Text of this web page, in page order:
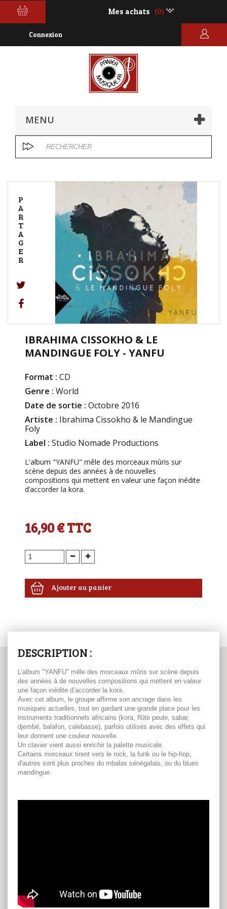
Mes achats (0)
Connexion
MENU
P
A
R
T
A
G
E
R
IBRAHIMA CISSOKHO & LE
MANDINGUE FOLY - YANFU
Format : CD
Genre : World
Date de sortie : Octobre 2016
Artiste : Ibrahima Cissokho & le Mandingue
Foly
Label : Studio Nomade Productions
L'album "YANFU" mêle des morceaux mûris sur
scène depuis des années à de nouvelles
compositions qui mettent en valeur une façon inédite
d’accorder la kora.
16,90 €TTC
Ajouter au panier
DESCRIPTION :
L'album "YANFU" mêle des morceaux mûris sur scène depuis
des années à de nouvelles compositions qui mettent en valeur
une façon inédite d’accorder la kora.
Avec cet album, le groupe affirme son ancrage dans les
musiques actuelles, tout en gardant une grande place pour les
instruments traditionnels africains (kora, flûte peule, sabar,
djembé, balafon, calebasse), parfois utilisés avec des effets qui
leur donnent une couleur nouvelle.
Un clavier vient aussi enrichir la palette musicale.
Certains morceaux tirent vers le rock, la funk ou le hip-hop,
d'autres sont plus proches du mbalax sénégalais, ou du blues
mandingue.